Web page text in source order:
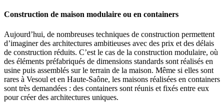
Construction de maison modulaire ou en containers
Aujourd’hui, de nombreuses techniques de construction permettent
d’imaginer des architectures ambitieuses avec des prix et des délais
de construction réduits. C’est le cas de la construction modulaire, où
des éléments préfabriqués de dimensions standards sont réalisés en
usine puis assemblés sur le terrain de la maison. Même si elles sont
rares à Vesoul et en Haute-Saône, les maisons réalisées en containers
sont très demandées : des containers sont réunis et fixés entre eux
pour créer des architectures uniques.